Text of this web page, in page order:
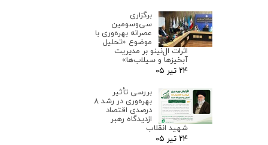
برگزاری
سی‌وسومین
عصرانه بهره‌وری با
موضوع «تحلیل
اثرات ال‌نینو بر مدیریت
آبخیزها و سیلاب‌ها»
۲۴ تیر ۰۵
بررسی تأثیر
بهره‌وری در رشد ۸
درصدی اقتصاد
ازدیدگاه رهبر
شهید انقلاب
۲۴ تیر ۰۵